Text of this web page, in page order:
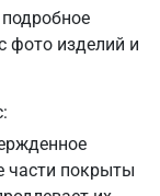
фото изделий и
части покрыты